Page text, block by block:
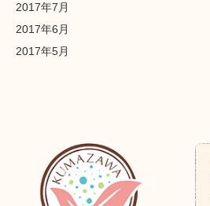
2017年7月
2017年6月
2017年5月